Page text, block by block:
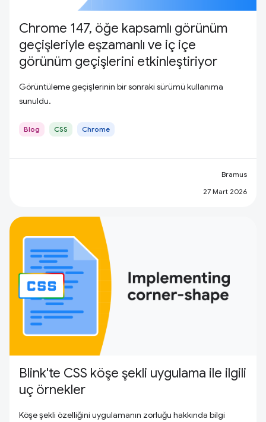
Chrome 147, öğe kapsamlı görünüm
geçişleriyle eşzamanlı ve iç içe
görünüm geçişlerini etkinleştiriyor
Görüntüleme geçişlerinin bir sonraki sürümü kullanıma
sunuldu.
Blog CSS Chrome
Bramus
27 Mart 2026
Blink'te CSS köşe şekli uygulama ile ilgili
uç örnekler
Köşe şekli özelliğini uygulamanın zorluğu hakkında bilgi